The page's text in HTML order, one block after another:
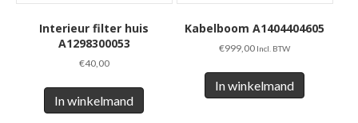
Interieur filter huis
A1298300053
€40,00
In winkelmand
Kabelboom A1404404605
€999,00 Incl. BTW
In winkelmand